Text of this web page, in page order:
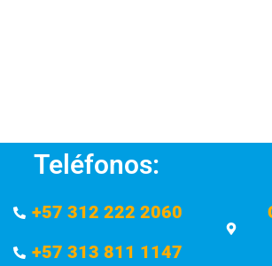
Teléfonos:
+57 312 222 2060
+57 313 811 1147